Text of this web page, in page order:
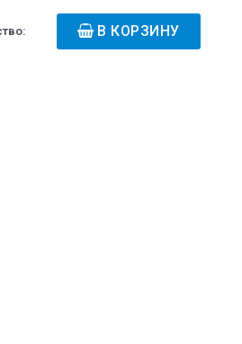
В КОРЗИНУ